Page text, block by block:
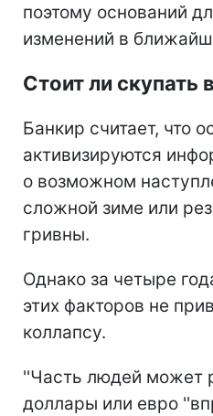
поэтому оснований
изменений в
Стоит ли скупать
Банкир считает, что
активизируются
о возможном
сложной зиме или
гривны.
Однако за четыре
этих факторов не
коллапсу.
''Часть людей может
доллары или евро